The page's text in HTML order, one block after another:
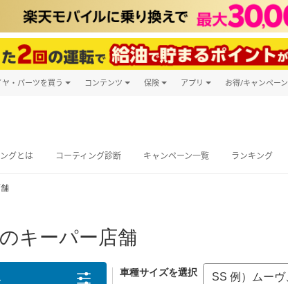
予約
ヤ・パーツを買う コンテンツ 保険 アプリ お得/キャンペーン
グとは コーティング診断 キャンペーン一覧 ランキング
キーパー店舗
車種サイズを選択